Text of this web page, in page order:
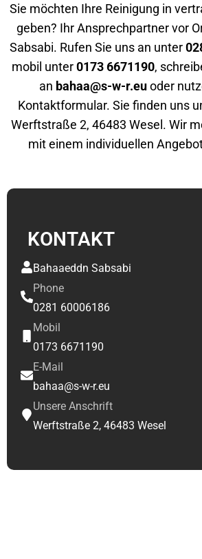
Sie möchten Ihre Reinigung in
geben? Ihr Ansprechpartner vor
Sabsabi. Rufen Sie uns an unter
mobil unter0173 6671190,
an bahaa@s-w-r.euoder
Kontaktformular. Sie finden uns
Werftstraße 2, 46483 Wesel. Wir
mit einem individuellen
KONTAKT
Bahaaeddn Sabsabi
Phone
0281 60006186
Mobil
0173 6671190
E-Mail
bahaa@s-w-r.eu
Unsere Anschrift
Werftstraße 2, 46483 Wesel